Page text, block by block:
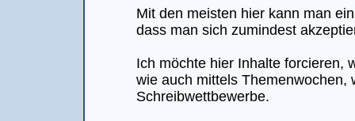
Mit den meisten hier kann man
dass man sich zumindest
Ich möchte hier Inhalte forcieren,
wie auch mittels Themenwochen,
Schreibwettbewerbe.